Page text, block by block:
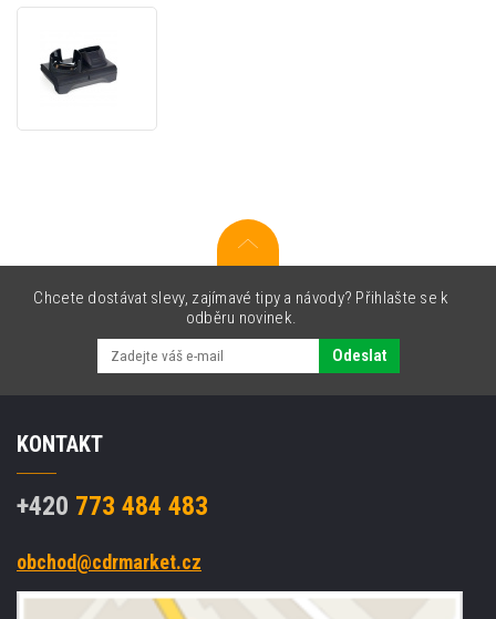
01
Chcete dostávat slevy, zajímavé tipy a návody? Přihlašte se k
odběru novinek.
Odeslat
KONTAKT
+420 773 484 483
obchod@cdrmarket.cz